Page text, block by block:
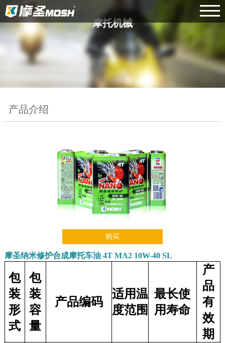
摩托机械
产品介绍
购买
摩圣纳米修护合成摩托车油 4T MA2 10W-40 SL
包
装
形
式
包
装
容
量
产品编码
适用温
度范围
最长使
用寿命
产
品
有
效
期